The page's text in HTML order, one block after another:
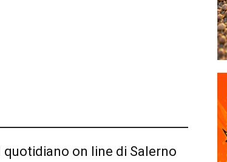
quotidiano on line di Salerno